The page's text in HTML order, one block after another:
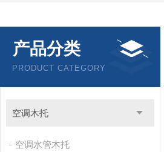
产品分类
PRODUCT CATEGORY
空调木托
空调水管木托